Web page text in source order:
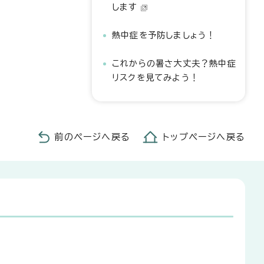
します
熱中症を予防しましょう！
これからの暑さ大丈夫？熱中症
リスクを見てみよう！
前のページへ戻る トップページへ戻る